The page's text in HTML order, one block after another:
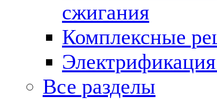
сжигания
Комплексные
Все разделы